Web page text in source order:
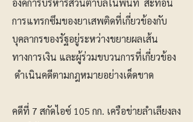
องค์การบริหารส่วนตำบลในพื้นที่ สะท้อน
การแทรกซึมของยาเสพติดที่เกี่ยวข้องกับ
บุคลากรของรัฐอยู่ระหว่างขยายผลเส้น
ทางการเงิน และผู้ร่วมขบวนการที่เกี่ยวข้อง
ดำเนินคดีตามกฎหมายอย่างเด็ดขาด
คดีที่ 7 สกัดไอซ์ 105 กก. เครือข่ายลำเลียงลง